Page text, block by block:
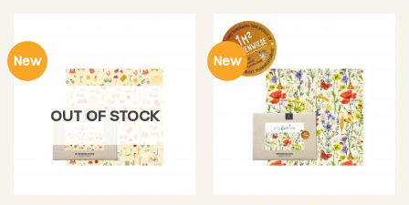
New
OUT OF STOCK
New